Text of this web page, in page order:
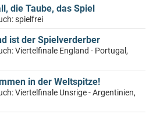
die Taube, das Spiel
spielfrei
ist der Spielverderber
Viertelfinale England - Portugal,
in der Weltspitze!
Viertelfinale Unsrige - Argentinien,